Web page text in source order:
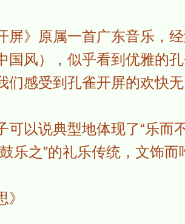
》原属一首广东音乐，经
国风），似乎看到优雅的
们感受到孔雀开屏的欢快
说典型地体现了“乐而
乐之”的礼乐传统，文饰